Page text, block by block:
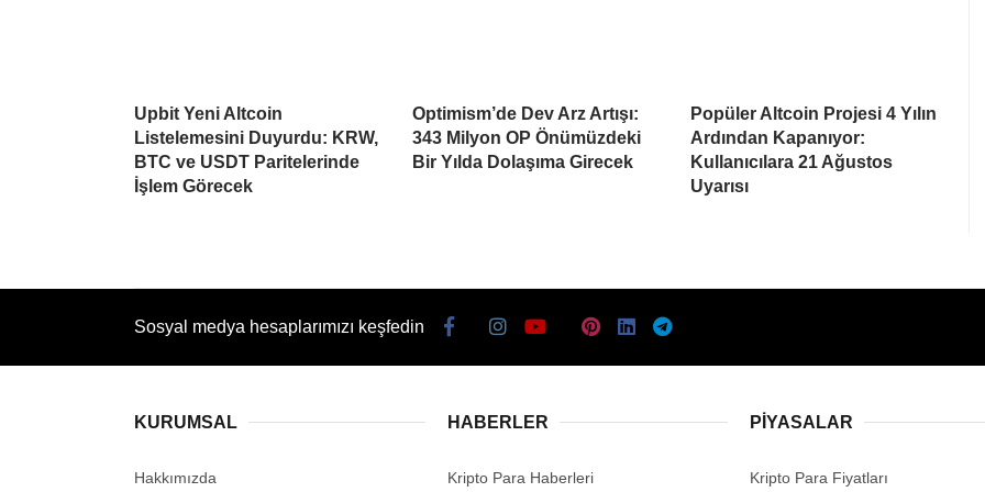
Upbit Yeni Altcoin
Listelemesini Duyurdu: KRW,
BTC ve USDT Paritelerinde
İşlem Görecek
Optimism’de Dev Arz Artışı:
343 Milyon OP Önümüzdeki
Bir Yılda Dolaşıma Girecek
Popüler Altcoin Projesi 4 Yılın
Ardından Kapanıyor:
Kullanıcılara 21 Ağustos
Uyarısı
Sosyal medya hesaplarımızı keşfedin
KURUMSAL
Hakkımızda
HABERLER
Kripto Para Haberleri
PIYASALAR
Kripto Para Fiyatları